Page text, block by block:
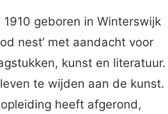
geboren in Winterswijk
nest’ met aandacht voor
kunst en literatuur.
te wijden aan de kunst.
heeft afgerond,